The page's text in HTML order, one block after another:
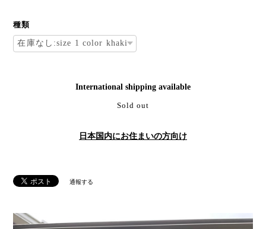
種類
International shipping available
Sold out
日本国内にお住まいの方向け
通報する